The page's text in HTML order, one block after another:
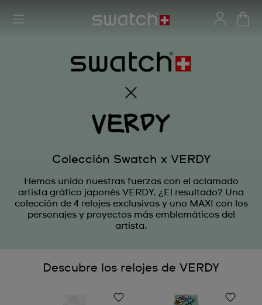
Colección Swatch x VERDY
Hemos unido nuestras fuerzas con el aclamado
artista gráfico japonés VERDY. ¿El resultado? Una
colección de 4 relojes exclusivos y uno MAXI con los
personajes y proyectos más emblemáticos del
artista.
Descubre los relojes de VERDY